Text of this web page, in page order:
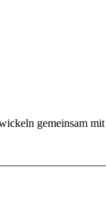
gemeinsam